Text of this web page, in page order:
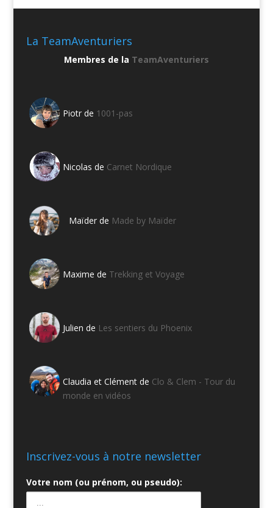
La TeamAventuriers
Membres de la TeamAventuriers
Piotr de 1001-pas
Nicolas de Carnet Nordique
Maïder de Made by Maïder
Maxime de Trekking et Voyage
Julien de Les sentiers du Phoenix
Claudia et Clément de Clo & Clem - Tour du
monde en vidéos
Inscrivez-vous à notre newsletter
Votre nom (ou prénom, ou pseudo):